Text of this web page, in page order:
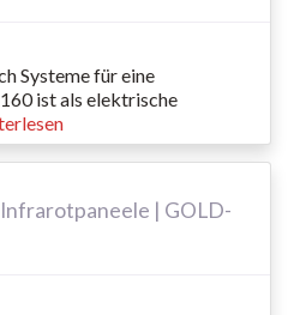
Systeme für eine
ist als elektrische
| GOLD-